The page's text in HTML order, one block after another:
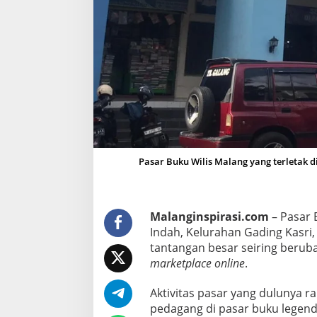
i
,
P
a
s
a
r
k
u
W
i
s
Pasar Buku Wilis Malang yang terletak
Malanginspirasi.com – Pasar
Indah, Kelurahan Gading
tantangan besar seiring
marketplace online.
Aktivitas pasar yang dulunya
pedagang di pasar buku